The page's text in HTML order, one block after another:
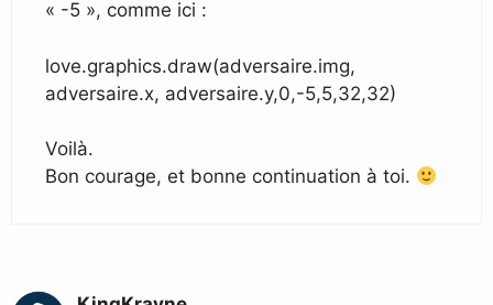
« -5 », comme ici :
love.graphics.draw(adversaire.img,
adversaire.x, adversaire.y,0,-5,5,32,32)
Voilà.
Bon courage, et bonne continuation à toi.